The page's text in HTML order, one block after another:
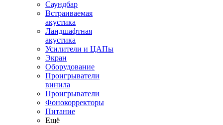
Саундбар
Встраиваемая
акустика
Ландшафтная
акустика
Усилители и ЦАПы
Экран
Оборудование
Проигрыватели
винила
Проигрыватели
Фонокорректоры
Питание
Ещё